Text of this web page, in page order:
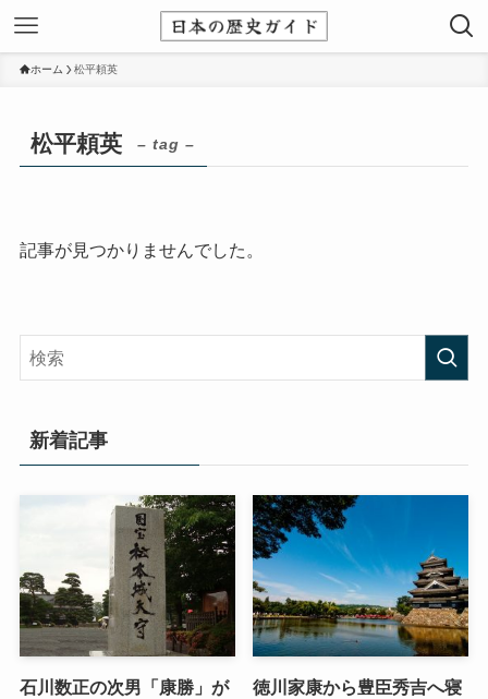
ホーム 松平頼英
松平頼英 – tag –
記事が見つかりませんでした。
新着記事
石川数正の次男「康勝」が
徳川家康から豊臣秀吉へ寝